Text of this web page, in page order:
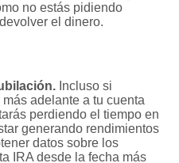
no estás pidiendo
el dinero.
Incluso si
adelante a tu cuenta
perdiendo el tiempo en
generando rendimientos
datos sobre los
IRA desde la fecha más